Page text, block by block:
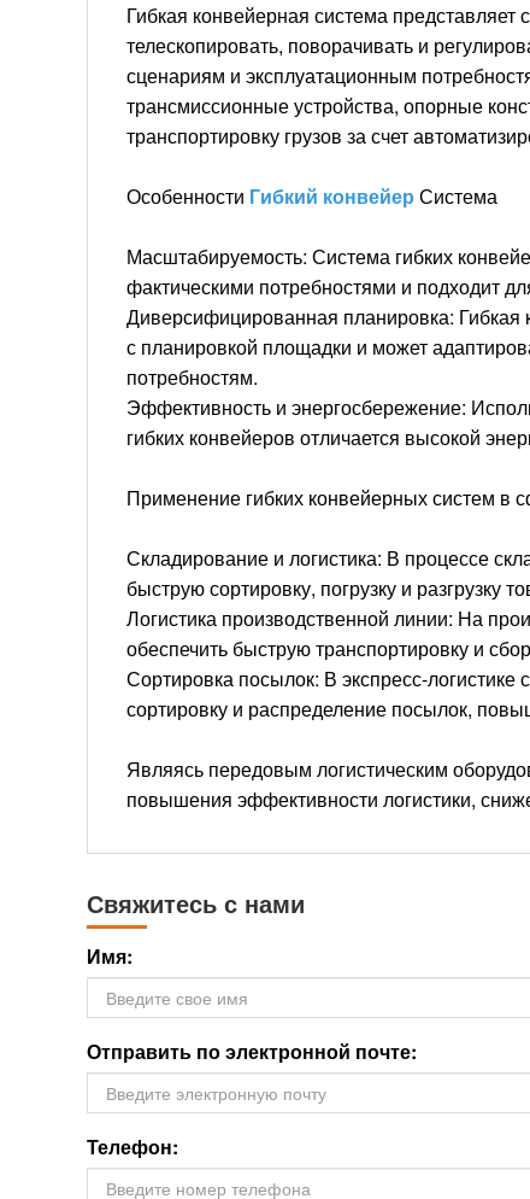
Гибкая конвейерная система
телескопировать, поворачивать и
сценариям и эксплуатационным
трансмиссионные устройства, опорные
транспортировку грузов за счет
Особенности Гибкий конвейер Система
Масштабируемость: Система гибких
фактическими потребностями и подходит
Диверсифицированная планировка: Гибкая
с планировкой площадки и может
потребностям.
Эффективность и энергосбережение:
гибких конвейеров отличается высокой
Применение гибких конвейерных систем в
Складирование и логистика: В процессе
быструю сортировку, погрузку и
Логистика производственной линии: На
обеспечить быструю транспортировку и
Сортировка посылок: В экспресс-
сортировку и распределение посылок,
Являясь передовым логистическим
повышения эффективности логистики,
Свяжитесь с нами
Имя:
Отправить по электронной почте:
Телефон: